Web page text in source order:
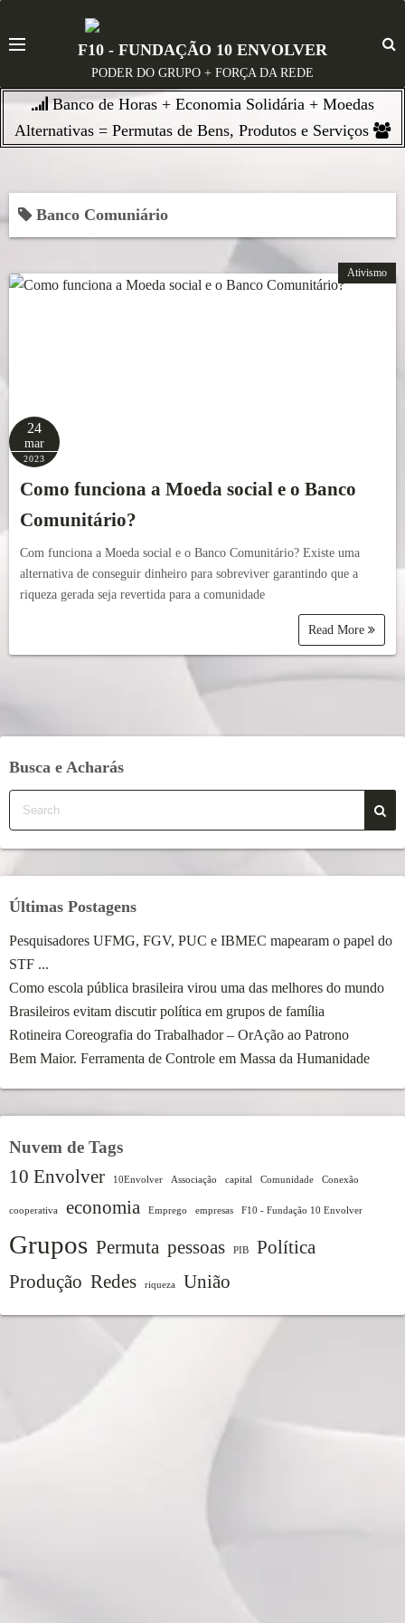
t
c
t
F10 - FUNDAÇÃO 10 ENVOLVER
PODER DO GRUPO + FORÇA DA REDE
Banco de Horas + Economia Solidária + Moedas
Alternativas = Permutas de Bens, Produtos e Serviços
Banco Comuniário
Ativismo
24
mar
2023
Como funciona a Moeda social e o Banco
Comunitário?
Com funciona a Moeda social e o Banco Comunitário? Existe uma
alternativa de conseguir dinheiro para sobreviver garantindo que a
riqueza gerada seja revertida para a comunidade
Read More
Busca e Acharás
Últimas Postagens
Pesquisadores UFMG, FGV, PUC e IBMEC mapearam o papel do
STF ...
Como escola pública brasileira virou uma das melhores do mundo
Brasileiros evitam discutir política em grupos de família
Rotineira Coreografia do Trabalhador – OrAção ao Patrono
Bem Maior. Ferramenta de Controle em Massa da Humanidade
Nuvem de Tags
10 Envolver 10Envolver Associação capital Comunidade Conexão
cooperativa economia Emprego empresas F10 - Fundação 10 Envolver
Grupos Permuta pessoas PIB
Política
Produção Redes riqueza União